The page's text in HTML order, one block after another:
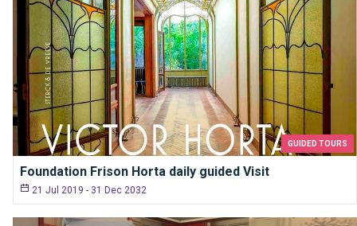
GUIDED TOURS
Foundation Frison Horta daily guided Visit
21 Jul 2019 - 31 Dec 2032